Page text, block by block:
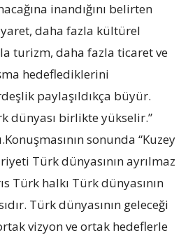
inandığını belirten
daha fazla kültürel
turizm, daha fazla ticaret ve
hedeflediklerini
paylaşıldıkça büyür.
dünyası birlikte yükselir.”
sonunda “Kuzey
Türk dünyasının ayrılmaz
Türk halkı Türk dünyasının
Türk dünyasının geleceği
vizyon ve ortak hedeflerle